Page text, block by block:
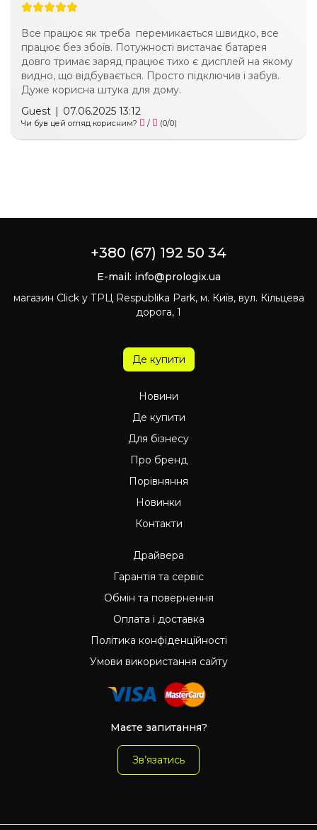
Все працює як треба перемикається швидко, все
працює без збоїв. Потужності вистачає батарея
довго тримає заряд працює тихо є дисплей на якому
видно, що відбувається. Просто підключив і забув.
Дуже корисна штука для дому.
Guest | 07.06.2025 13:12
Чи був цей огляд корисним? / (0/0)
+380 (67) 192 50 34
E-mail: info@prologix.ua
магазин Click у ТРЦ Respublika Park, м. Київ, вул. Кільцева
дорога, 1
Де купити
Новини
Де купити
Для бізнесу
Про бренд
Порівняння
Новинки
Контакти
Драйвера
Гарантія та сервіс
Обмін та повернення
Оплата і доставка
Політика конфіденційності
Умови використання сайту
Маєте запитання?
Зв’язатись